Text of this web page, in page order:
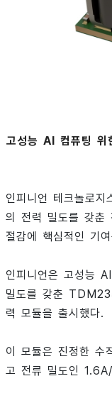
고성능 AI 컴퓨팅
인피니언 테크놀로
의 전력 밀도를 갖춘
절감에 핵심적인 기
인피니언은 고성능
밀도를 갖춘
력 모듈을 출시했다.
이 모듈은 진정한 수
고 전류 밀도인